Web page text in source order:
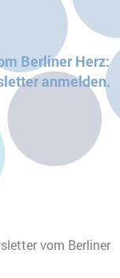
Berliner Herz:
anmelden.
vom Berliner